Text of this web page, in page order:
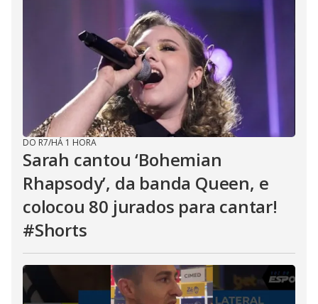
DO R7/HÁ 1 HORA
Sarah cantou ‘Bohemian
Rhapsody’, da banda Queen, e
colocou 80 jurados para cantar!
#Shorts